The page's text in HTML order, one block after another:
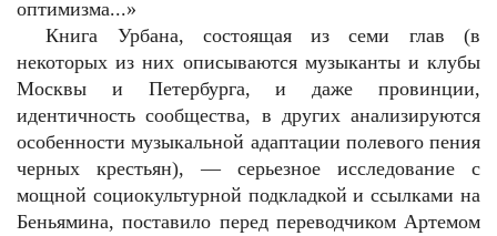
оптимизма...»
Книга Урбана, состоящая из семи глав (в
некоторых из них описываются музыканты и клубы
Москвы и Петербурга, и даже провинции,
идентичность сообщества, в других анализируются
особенности музыкальной адаптации полевого пения
черных крестьян), — серьезное исследование с
мощной социокультурной подкладкой и ссылками на
Беньямина, поставило перед переводчиком Артемом